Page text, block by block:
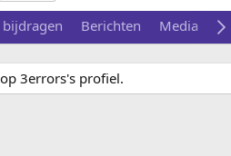
bijdragen Berichten Media
3errors's profiel.